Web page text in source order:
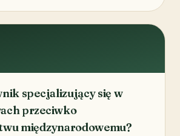
specjalizujący się w
przeciwko
międzynarodowemu?